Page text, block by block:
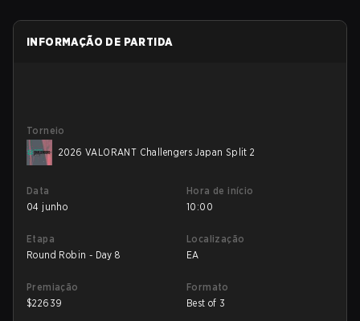
INFORMAÇÃO DE PARTIDA
Torneio
2026 VALORANT Challengers Japan Split 2
Data
04 junho
Hora de início
10:00
Etapa
Round Robin - Day 8
Localização
EA
Premiação
$22639
Formato
Best of 3